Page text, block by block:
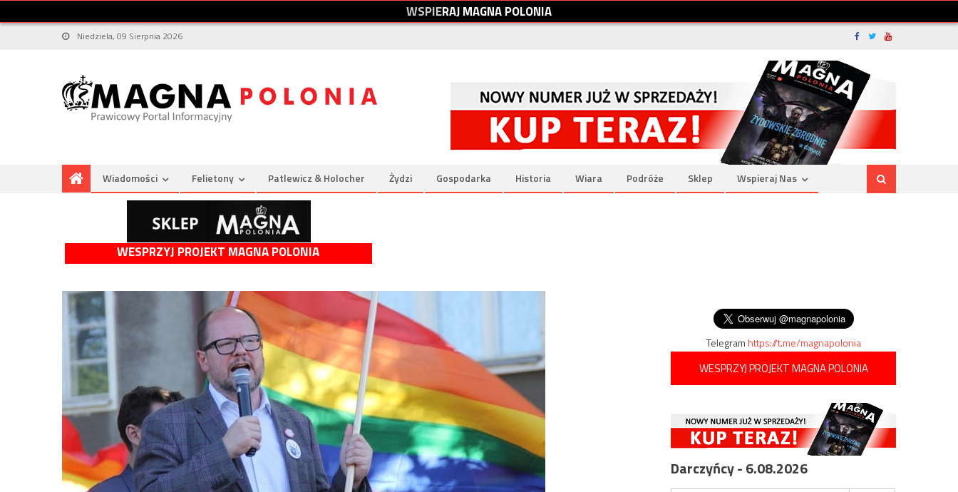
WSPIERAJMAGNAPOLONIA
Niedziela, 09 Sierpnia 2026
Wiadomości Felietony Patlewicz & Holocher Żydzi Gospodarka Historia Wiara Podróże Sklep Wspieraj Nas
WESPRZYJ PROJEKT MAGNA POLONIA
Telegramhttps://t.me/magnapolonia
WESPRZYJ PROJEKT MAGNA POLONIA
Darczyńcy - 6.08.2026